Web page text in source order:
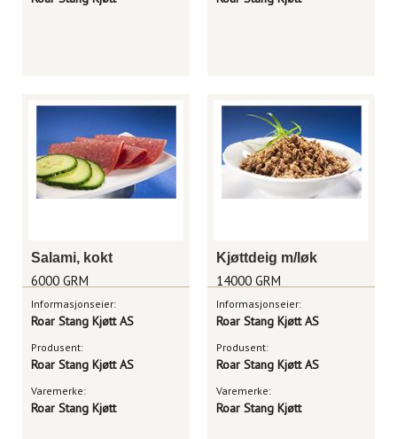
Salami, kokt
6000 GRM
Informasjonseier:
Roar Stang Kjøtt AS
Produsent:
Roar Stang Kjøtt AS
Varemerke:
Roar Stang Kjøtt
Kjøttdeig m/løk
14000 GRM
Informasjonseier:
Roar Stang Kjøtt AS
Produsent:
Roar Stang Kjøtt AS
Varemerke:
Roar Stang Kjøtt